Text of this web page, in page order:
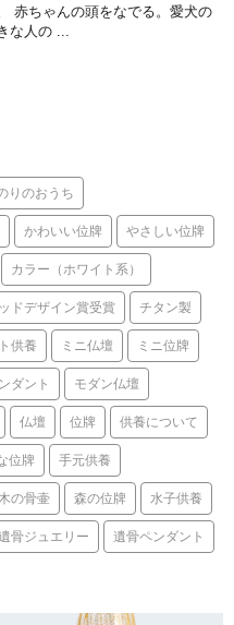
赤ちゃんの頭をなでる。愛犬の
な人の ...
りのおうち
かわいい位牌 やさしい位牌
カラー（ホワイト系）
ドデザイン賞受賞 チタン製
供養 ミニ仏壇 ミニ位牌
ダント モダン仏壇
仏壇 位牌 供養について
位牌 手元供養
の骨壷 森の位牌 水子供養
骨ジュエリー 遺骨ペンダント